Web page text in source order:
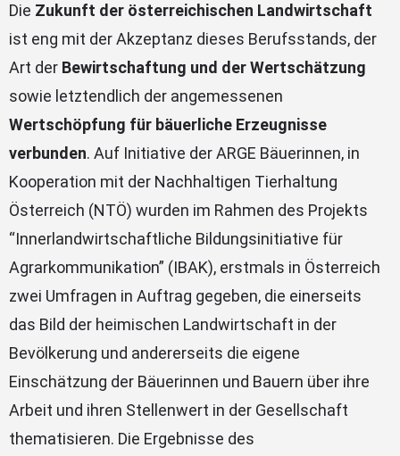
Die Zukunft der österreichischen Landwirtschaft
ist eng mit der Akzeptanz dieses Berufsstands, der
Art der Bewirtschaftung und der Wertschätzung
sowie letztendlich der angemessenen
Wertschöpfung für bäuerliche Erzeugnisse
verbunden. Auf Initiative der ARGE Bäuerinnen, in
Kooperation mit der Nachhaltigen Tierhaltung
Österreich (NTÖ) wurden im Rahmen des Projekts
“Innerlandwirtschaftliche Bildungsinitiative für
Agrarkommunikation” (IBAK), erstmals in Österreich
zwei Umfragen in Auftrag gegeben, die einerseits
das Bild der heimischen Landwirtschaft in der
Bevölkerung und andererseits die eigene
Einschätzung der Bäuerinnen und Bauern über ihre
Arbeit und ihren Stellenwert in der Gesellschaft
thematisieren. Die Ergebnisse des